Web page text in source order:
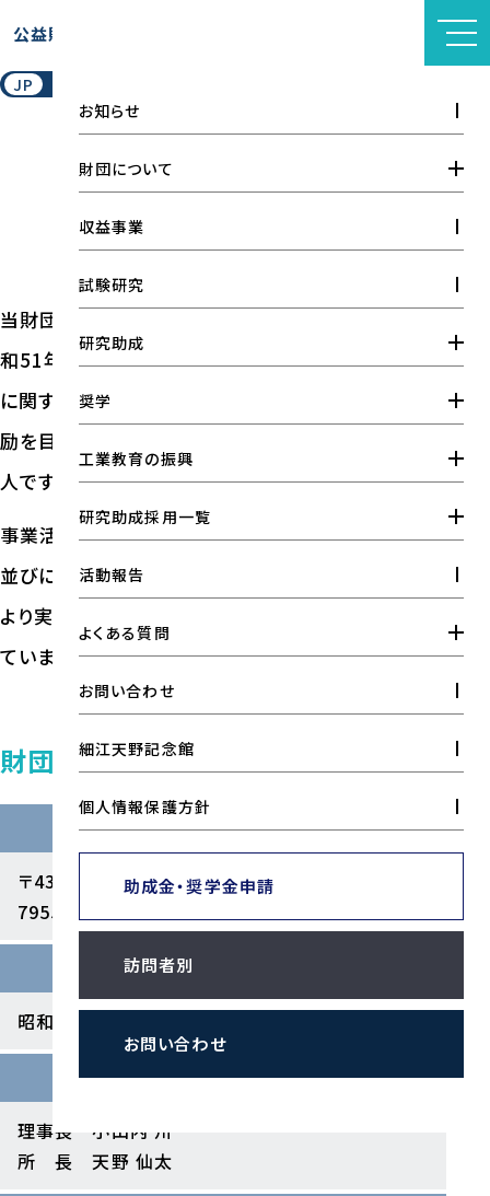
公益財団法人
JP
お知らせ
財団について
財団概要
設立者の想い
財団の実績
研究開発品一覧
刊行物
収益事業
試験研究
研究助成
研究助成金
奨学
大学院奨学金
全国高専奨学金
工業教育の振興
工業教育振興活動支援金
研究助成採用一覧
研究助成
活動報告
よくある質問
研究助成金について
大学院奨学金について
工業高校奨学金について
お問い合わせ
細江天野記念館
個人情報保護方針
助成金・奨学金申請
訪問者別
お問い合わせ
財団概要
当財団は、アマノ株式会社の設立者、故天野修一（昭
和51年12月没、享年86才）が昭和36年に工業技術
に関する研究開発、研究助成ならびに工業教育の奨
励を目的として、私財を投じて設立した試験研究法
人です。
事業活動は公益目的事業として試験研究、研究助成
並びに奨学、工業教育の振興。また、試験研究事業に
より実用化された技術の普及を行う収益事業を行っ
ています。
財団について
所在地
〒431-1305 静岡県浜松市浜名区細江町気賀
7955-98
昭和36年3月9日
代表者
理事長 小山内 州一
所 長 天野 仙太